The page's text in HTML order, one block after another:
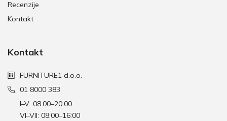
Recenzije
Kontakt
Kontakt
FURNITURE1 d.o.o.
01 8000 383
I–V: 08:00–20:00
VI–VII: 08:00–16:00